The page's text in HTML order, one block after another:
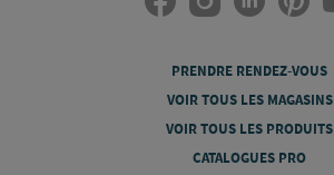
PRENDRE RENDEZ-VOUS
VOIR TOUS LES MAGASINS
VOIR TOUS LES PRODUITS
CATALOGUES PRO